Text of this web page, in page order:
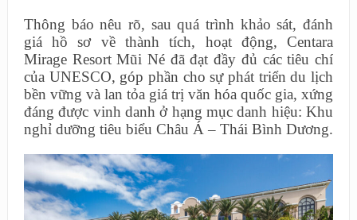
Thông báo nêu rõ, sau quá trình khảo sát, đánh
giá hồ sơ về thành tích, hoạt động, Centara
Mirage Resort Mũi Né đã đạt đầy đủ các tiêu chí
của UNESCO, góp phần cho sự phát triển du lịch
bền vững và lan tỏa giá trị văn hóa quốc gia, xứng
đáng được vinh danh ở hạng mục danh hiệu: Khu
nghỉ dưỡng tiêu biểu Châu Á – Thái Bình Dương.